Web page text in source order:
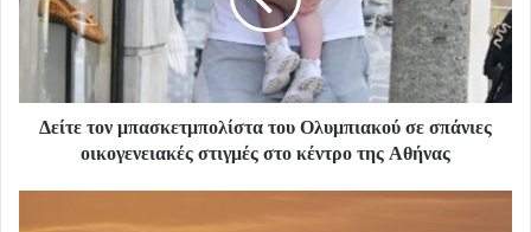
Δείτε τον μπασκετμπολίστα του Ολυμπιακού σε σπάνιες
οικογενειακές στιγμές στο κέντρο της Αθήνας